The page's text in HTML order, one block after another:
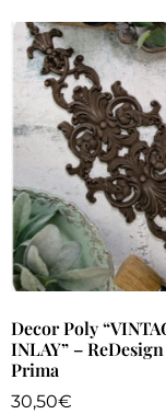
Decor Poly
INLAY” –
Prima
30,50€